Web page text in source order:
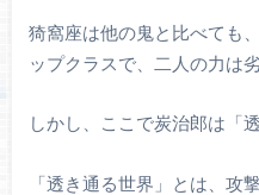
猗窩座は他の鬼と比べても
ップクラスで、二人の力は
しかし、ここで炭治郎は「
「透き通る世界」とは、攻